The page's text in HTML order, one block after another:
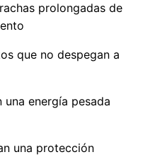
prolongadas de
que no despegan a
una energía pesada
una protección